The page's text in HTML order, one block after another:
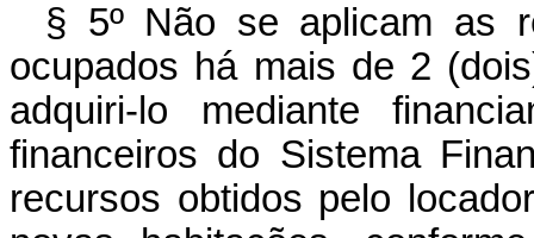
§ 5º Não se aplicam as
ocupados há mais de 2
adquiri-lo mediante
financeiros do Sistema
recursos obtidos pelo